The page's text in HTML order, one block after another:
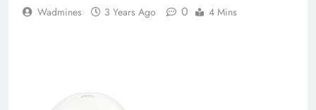
Wadmines 3 Years Ago 0 4 Mins